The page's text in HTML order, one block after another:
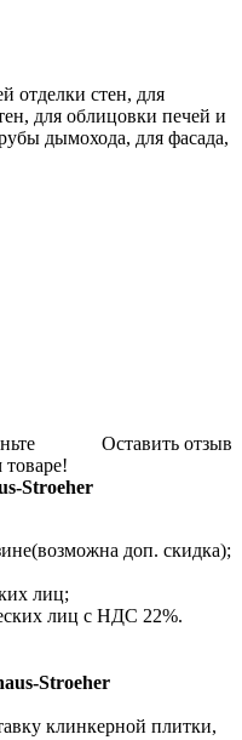
отделки стен, для
для облицовки печей и
дымохода, для фасада,
Оставить отзыв
Stroeher
доп. скидка);
лиц;
лиц с НДС 22%.
Stroeher
клинкерной плитки,